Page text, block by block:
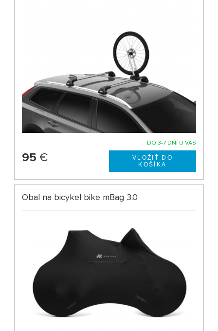
DO 3-7 DNÍ U VÁS
95 €
Obal na bicykel bike mBag 3.0